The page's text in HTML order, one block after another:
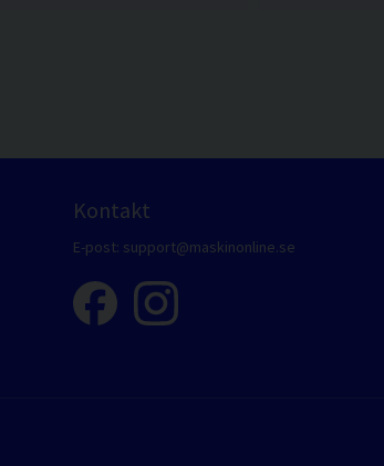
Kontakt
E-post: support@maskinonline.se